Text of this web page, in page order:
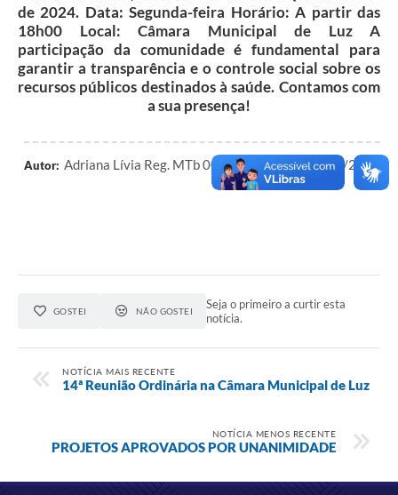
de 2024. Data: Segunda-feira Horário: A partir das
18h00 Local: Câmara Municipal de Luz A
participação da comunidade é fundamental para
garantir a transparência e o controle social sobre os
recursos públicos destinados à saúde. Contamos com
a sua presença!
Autor: Adriana Lívia Reg. MTb 0023496/MG de 04/11/2024
GOSTEI NÃO GOSTEI
Seja o primeiro a curtir esta
notícia.
NOTÍCIA MAIS RECENTE
14ª Reunião Ordinária na Câmara Municipal de Luz
NOTÍCIA MENOS RECENTE
PROJETOS APROVADOS POR UNANIMIDADE